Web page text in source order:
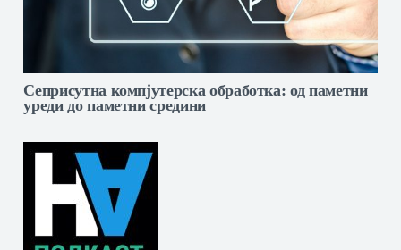
Сеприсутна компјутерска обработка: од паметни
уреди до паметни средини